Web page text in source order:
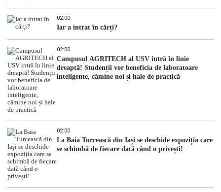
02:00
Iar a intrat în cărți?
02:00
Campusul AGRITECH al USV intră în linie
dreaptă! Studenții vor beneficia de laboratoare
inteligente, cămine noi și hale de practică
02:00
La Baia Turcească din Iași se deschide expoziția care
se schimbă de fiecare dată când o privești!